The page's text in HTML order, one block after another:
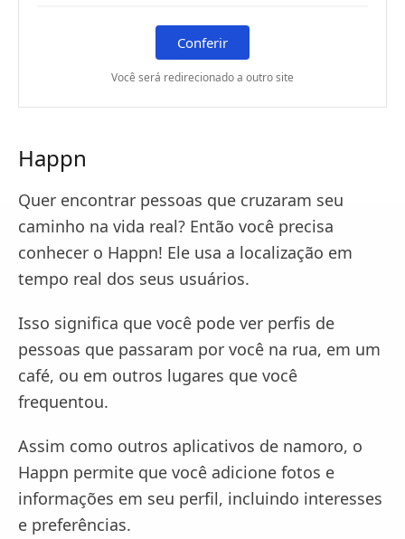
Conferir
Você será redirecionado a outro site
Happn
Quer encontrar pessoas que cruzaram seu
caminho na vida real? Então você precisa
conhecer o Happn! Ele usa a localização em
tempo real dos seus usuários.
Isso significa que você pode ver perfis de
pessoas que passaram por você na rua, em um
café, ou em outros lugares que você
frequentou.
Assim como outros aplicativos de namoro, o
Happn permite que você adicione fotos e
informações em seu perfil, incluindo interesses
e preferências.